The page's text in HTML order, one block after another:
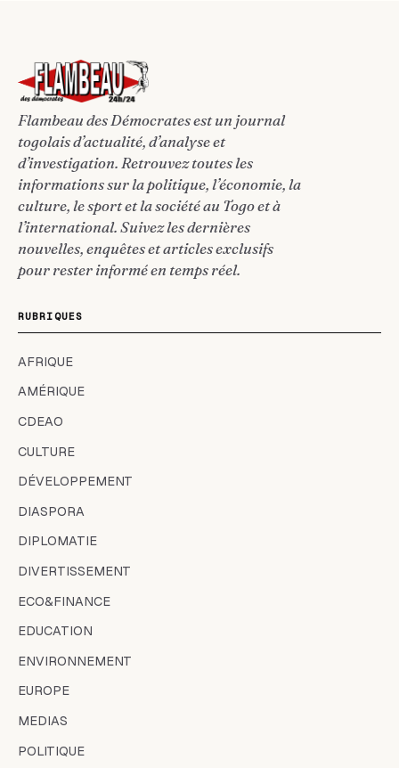
Flambeau des Démocrates est un journal
togolais d’actualité, d’analyse et
d’investigation. Retrouvez toutes les
informations sur la politique, l’économie, la
culture, le sport et la société au Togo et à
l’international. Suivez les dernières
nouvelles, enquêtes et articles exclusifs
pour rester informé en temps réel.
RUBRIQUES
AFRIQUE
AMÉRIQUE
CDEAO
CULTURE
DÉVELOPPEMENT
DIASPORA
DIPLOMATIE
DIVERTISSEMENT
ECO&FINANCE
EDUCATION
ENVIRONNEMENT
EUROPE
MEDIAS
POLITIQUE